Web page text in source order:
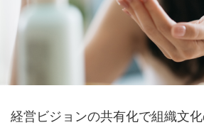
経営ビジョンの共有化で組織文